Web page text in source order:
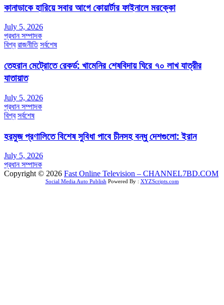
কানাডাকে হারিয়ে সবার আগে কোয়ার্টার ফাইনালে মরক্কো
July 5, 2026
প্রধান সম্পাদক
বিশ্ব রাজনীতি সর্বশেষ
তেহরান মেট্রোতে রেকর্ড: খামেনির শেষবিদায় ঘিরে ৭০ লাখ যাত্রীর
যাতায়াত
July 5, 2026
প্রধান সম্পাদক
বিশ্ব সর্বশেষ
হরমুজ প্রণালিতে বিশেষ সুবিধা পাবে চীনসহ বন্ধু দেশগুলো: ইরান
July 5, 2026
প্রধান সম্পাদক
Copyright © 2026 Fast Online Television – CHANNEL7BD.COM
Social Media Auto Publish Powered By : XYZScripts.com